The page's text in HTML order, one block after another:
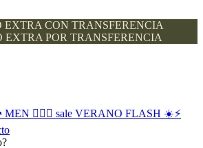
EXTRA CON TRANSFERENCIA
EXTRA POR TRANSFERENCIA
MEN 🙋🏽‍♂️ sale VERANO FLASH ☀️⚡️